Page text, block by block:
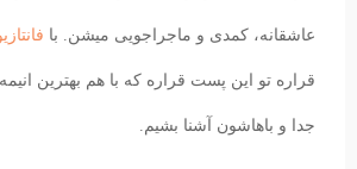
عاشقانه، کمدی و ماجراجویی میشن. با
قراره تو این پست قراره که با هم بهترین‌
جدا و باهاشون آشنا بشیم.